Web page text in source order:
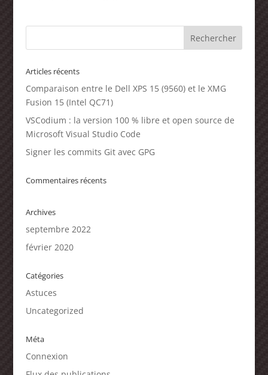
Articles récents
Comparaison entre le Dell XPS 15 (9560) et le XMG
Fusion 15 (Intel QC71)
VSCodium : la version 100 % libre et open source de
Microsoft Visual Studio Code
Signer les commits Git avec GPG
Commentaires récents
Archives
septembre 2022
février 2020
Catégories
Astuces
Uncategorized
Méta
Connexion